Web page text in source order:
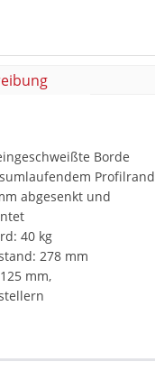
Borde
Profilrand
abgesenkt und
40 kg
278 mm
mm,